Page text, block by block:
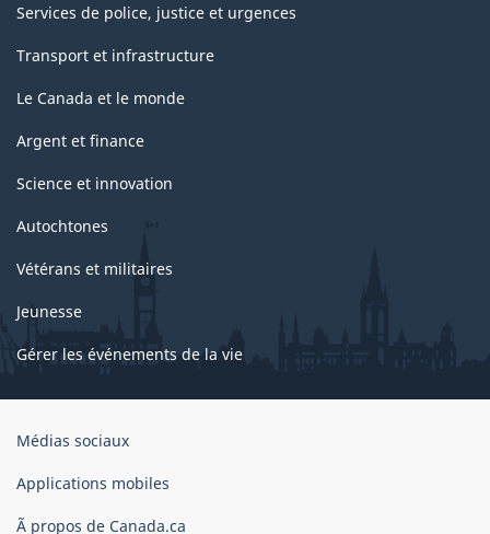
Services de police, justice et urgences
Transport et infrastructure
Le Canada et le monde
Argent et finance
Science et innovation
Autochtones
Vétérans et militaires
Jeunesse
Gérer les événements de la vie
Organisation
gouvernement
Médias sociaux
Applications mobiles
Ã propos de Canada.ca